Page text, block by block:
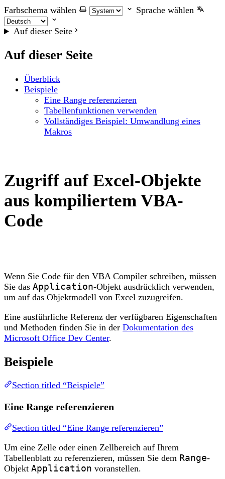
Farbschema wählen Sprache wählen
Auf dieser Seite
Auf dieser Seite
Überblick
Beispiele
Eine Range referenzieren
Tabellenfunktionen verwenden
Vollständiges Beispiel: Umwandlung eines
Makros
Zugriff auf Excel-Objekte
aus kompiliertem VBA-
Code
Wenn Sie Code für den VBA Compiler schreiben, müssen
Sie das Application-Objekt ausdrücklich verwenden,
um auf das Objektmodell von Excel zuzugreifen.
Eine ausführliche Referenz der verfügbaren Eigenschaften
und Methoden finden Sie in der Dokumentation des
Microsoft Office Dev Center.
Beispiele
Section titled “Beispiele”
Eine Range referenzieren
Section titled “Eine Range referenzieren”
Um eine Zelle oder einen Zellbereich auf Ihrem
Tabellenblatt zu referenzieren, müssen Sie dem Range-
Objekt Application voranstellen.